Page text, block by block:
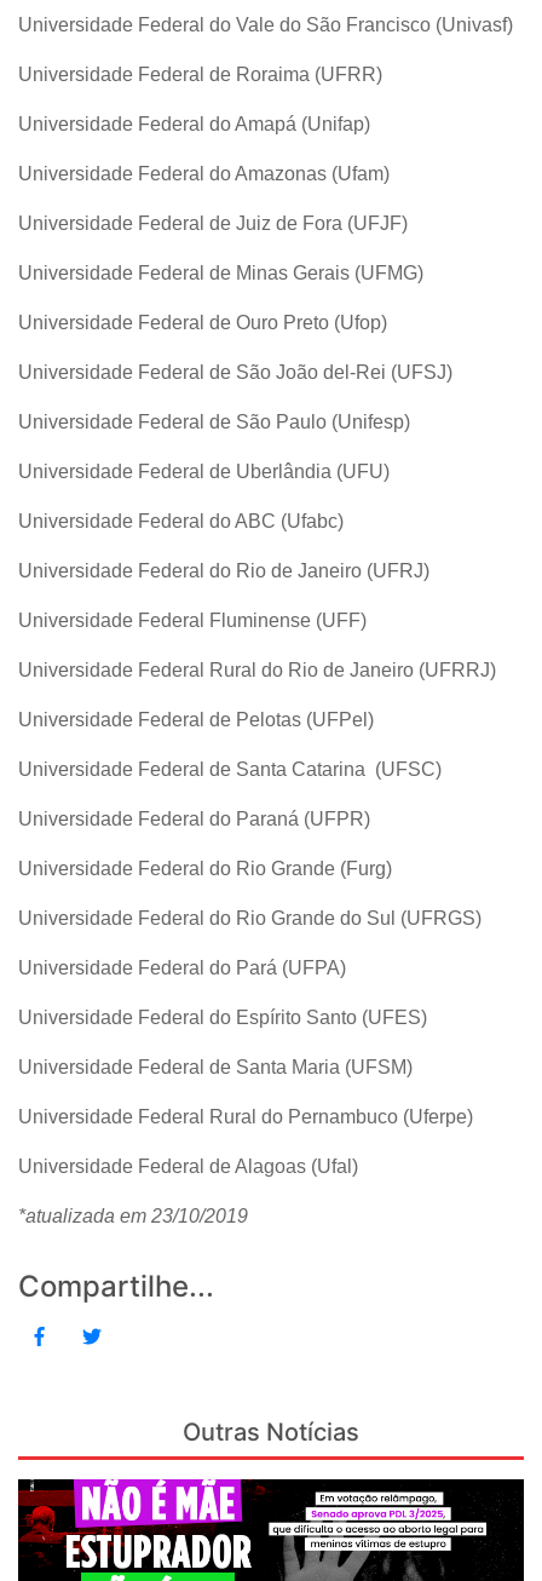
Universidade Federal do Vale do São Francisco (Univasf)
Universidade Federal de Roraima (UFRR)
Universidade Federal do Amapá (Unifap)
Universidade Federal do Amazonas (Ufam)
Universidade Federal de Juiz de Fora (UFJF)
Universidade Federal de Minas Gerais (UFMG)
Universidade Federal de Ouro Preto (Ufop)
Universidade Federal de São João del-Rei (UFSJ)
Universidade Federal de São Paulo (Unifesp)
Universidade Federal de Uberlândia (UFU)
Universidade Federal do ABC (Ufabc)
Universidade Federal do Rio de Janeiro (UFRJ)
Universidade Federal Fluminense (UFF)
Universidade Federal Rural do Rio de Janeiro (UFRRJ)
Universidade Federal de Pelotas (UFPel)
Universidade Federal de Santa Catarina (UFSC)
Universidade Federal do Paraná (UFPR)
Universidade Federal do Rio Grande (Furg)
Universidade Federal do Rio Grande do Sul (UFRGS)
Universidade Federal do Pará (UFPA)
Universidade Federal do Espírito Santo (UFES)
Universidade Federal de Santa Maria (UFSM)
Universidade Federal Rural do Pernambuco (Uferpe)
Universidade Federal de Alagoas (Ufal)
*atualizada em 23/10/2019
Compartilhe...
Outras Notícias